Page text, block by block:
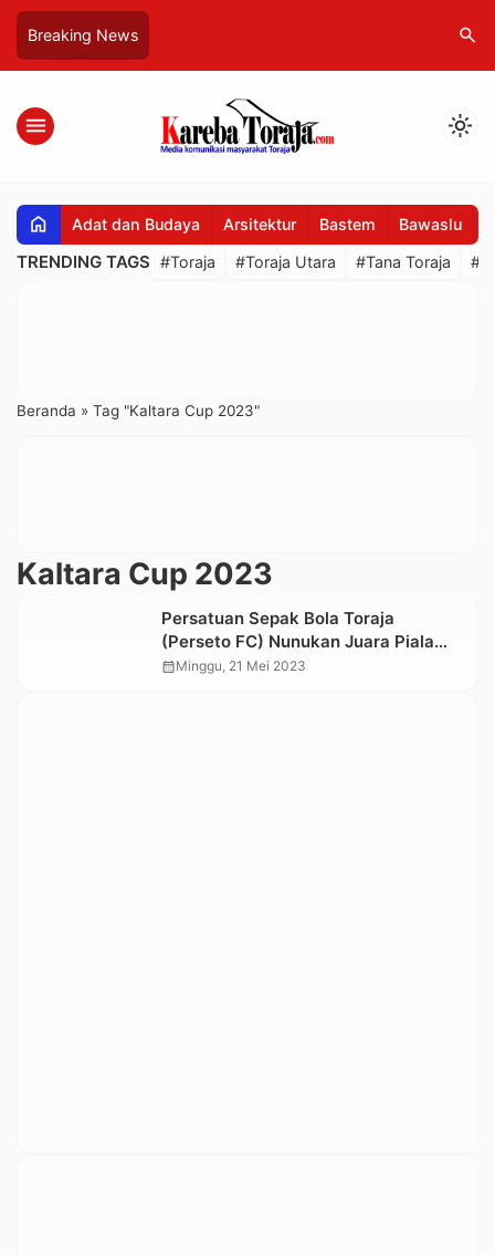
Breaking News search
menu light_mode
home Adat dan Budaya Arsitektur Bastem Bawaslu
TRENDING TAGS #Toraja #Toraja Utara #Tana Toraja
Beranda » Tag "Kaltara Cup 2023"
Kaltara Cup 2023
Persatuan Sepak Bola Toraja
(Perseto FC) Nunukan Juara Piala
Gubernur Kaltara
calendar_monthMinggu, 21 Mei 2023